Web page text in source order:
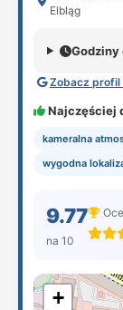
Elbląg
Godziny
Zobacz profil
Najczęściej
kameralna
wygodna
9.77
na 10
+